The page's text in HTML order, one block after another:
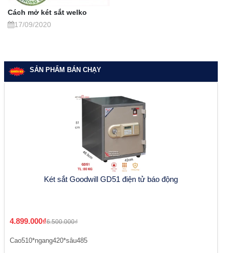
Cách mở két sắt welko
17/09/2020
SẢN PHẨM BÁN CHẠY
Két sắt Goodwill GD51 điện tử báo động
4.899.000₫6.500.000₫
Cao510*ngang420*sâu485